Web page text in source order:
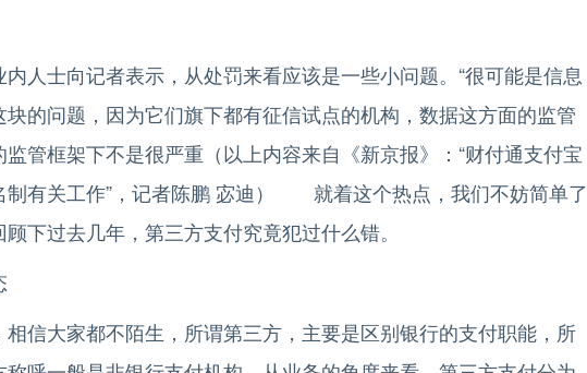
士向记者表示，从处罚来看应该是一些小问题。“很可能是信息
的问题，因为它们旗下都有征信试点的机构，数据这方面的监管
管框架下不是很严重（以上内容来自《新京报》：“财付通支付宝
制有关工作”，记者陈鹏 宓迪） 就着这个热点，我们不妨简单了
下过去几年，第三方支付究竟犯过什么错。
大家都不陌生，所谓第三方，主要是区别银行的支付职能，所